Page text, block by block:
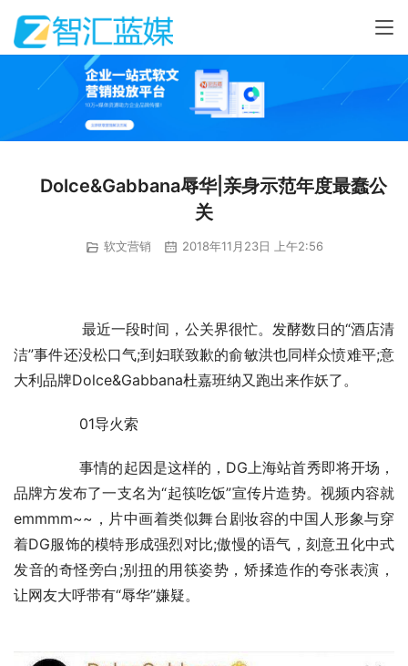
Dolce&Gabbana辱华|亲身示范年度最蠢公
关
软文营销 2018年11月23日 上午2:56
洁”事件还没松口气;到妇联致歉的俞敏洪也同样众愤难平;意
大利品牌Dolce&Gabbana杜嘉班纳又跑出来作妖了。
	　　​01导火索
品牌方发布了一支名为“起筷吃饭”宣传片造势。视频内容就
emmmm~~，片中画着类似舞台剧妆容的中国人形象与穿
着DG服饰的模特形成强烈对比;傲慢的语气，刻意丑化中式
发音的奇怪旁白;别扭的用筷姿势，矫揉造作的夸张表演，
让网友大呼带有“辱华”嫌疑。